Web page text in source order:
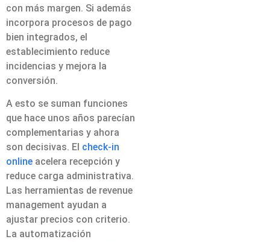
con más margen. Si además
incorpora procesos de pago
bien integrados, el
establecimiento reduce
incidencias y mejora la
conversión.
A esto se suman funciones
que hace unos años parecían
complementarias y ahora
son decisivas. El check-in
online acelera recepción y
reduce carga administrativa.
Las herramientas de revenue
management ayudan a
ajustar precios con criterio.
La automatización